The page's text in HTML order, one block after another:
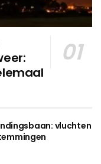
vluchten